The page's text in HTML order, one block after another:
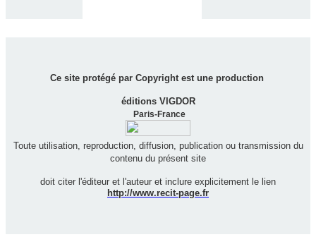
Ce site protégé par Copyright est une production
éditions VIGDOR
Paris-France
Toute utilisation, reproduction, diffusion, publication ou transmission du
contenu du présent site
doit citer l'éditeur et l'auteur et inclure explicitement le lien
http://www.recit-page.fr